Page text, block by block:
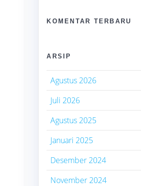
KOMENTAR TERBARU
ARSIP
Agustus 2026
Juli 2026
Agustus 2025
Januari 2025
Desember 2024
November 2024